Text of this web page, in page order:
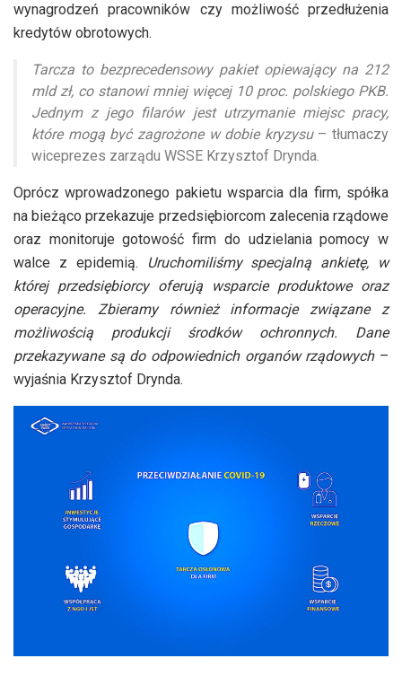
wynagrodzeń pracowników czy możliwość przedłużenia
kredytów obrotowych.
Tarcza to bezprecedensowy pakiet opiewający na 212
mld zł, co stanowi mniej więcej 10 proc. polskiego PKB.
Jednym z jego filarów jest utrzymanie miejsc pracy,
które mogą być zagrożone w dobie kryzysu– tłumaczy
wiceprezes zarządu WSSE Krzysztof Drynda.
Oprócz wprowadzonego pakietu wsparcia dla firm, spółka
na bieżąco przekazuje przedsiębiorcom zalecenia rządowe
oraz monitoruje gotowość firm do udzielania pomocy w
walce z epidemią.
Uruchomiliśmy specjalną ankietę, w
której przedsiębiorcy oferują wsparcie produktowe oraz
operacyjne. Zbieramy również informacje związane z
możliwością produkcji środków ochronnych. Dane
przekazywane są do odpowiednich organów rządowych–
wyjaśnia Krzysztof Drynda.